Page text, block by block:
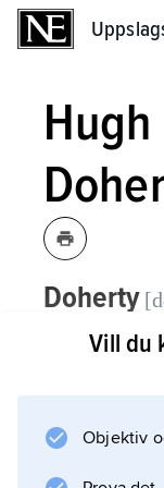
Doherty
(”Laurie”),
rad
brodern
Vill du
Objektiv